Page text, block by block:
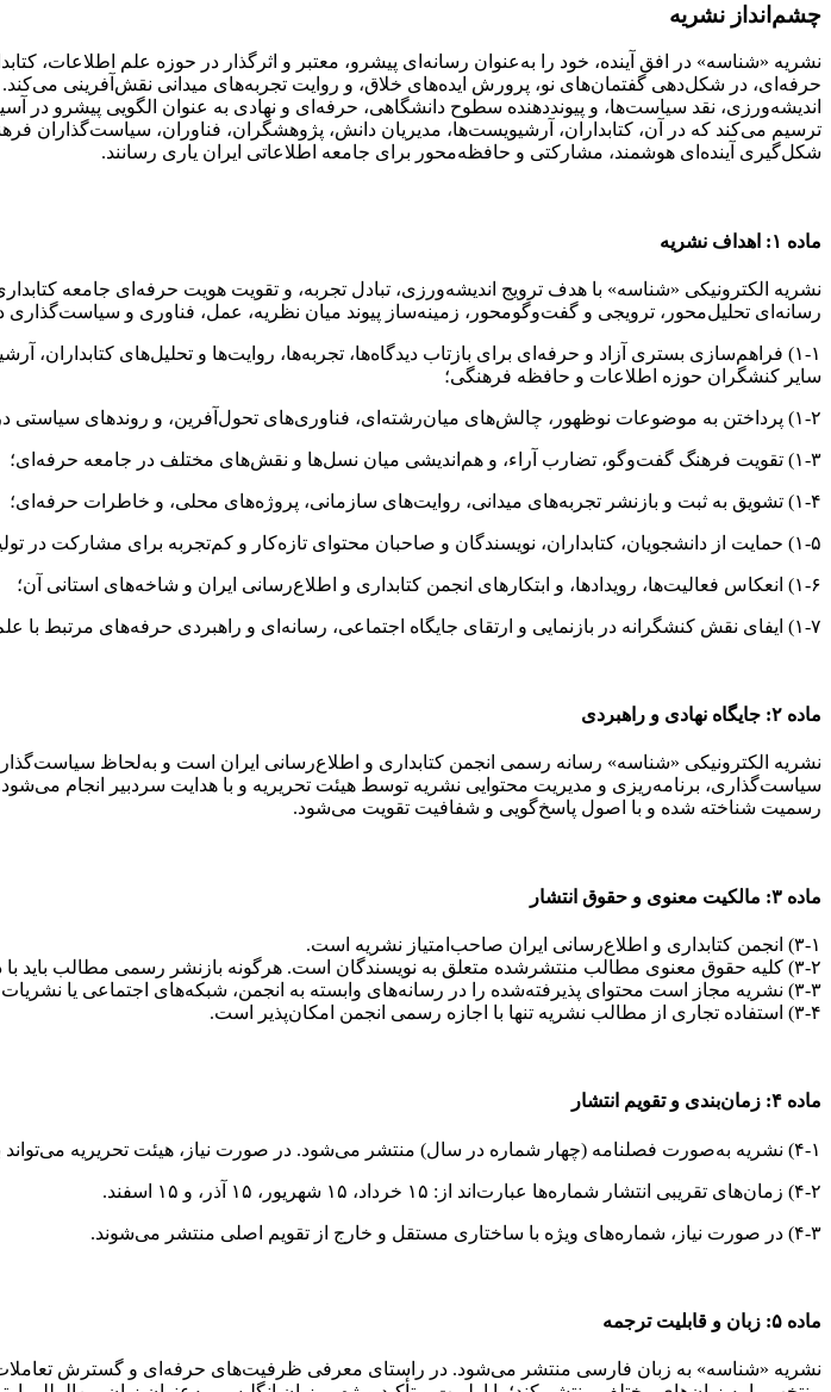
چشم‌انداز نشریه
نشریه «شناسه» در افق آینده، خود را به‌عنوان رسانه‌ای پیشرو، معتبر و اثرگذار در حوزه علم اطلاعات،
حرفه‌ای، در شکل‌دهی گفتمان‌های نو، پرورش ایده‌های خلاق، و روایت تجربه‌های میدانی نقش‌آفرینی
اندیشه‌ورزی، نقد سیاست‌ها، و پیونددهنده سطوح دانشگاهی، حرفه‌ای و نهادی به عنوان الگویی پیشرو
ترسیم می‌کند که در آن، کتابداران، آرشیویست‌ها، مدیریان دانش، پژوهشگران، فناوران، سیاست‌گذاران
شکل‌گیری آینده‌ای هوشمند، مشارکتی و حافظه‌محور برای جامعه اطلاعاتی ایران یاری رسانند.
ماده ۱: اهداف نشریه
نشریه الکترونیکی «شناسه» با هدف ترویج اندیشه‌ورزی، تبادل تجربه، و تقویت هویت حرفه‌ای جامعه
رسانه‌ای تحلیل‌محور، ترویجی و گفت‌وگومحور، زمینه‌ساز پیوند میان نظریه، عمل، فناوری و سیاست‌گذاری
۱-۱) فراهم‌سازی بستری آزاد و حرفه‌ای برای بازتاب دیدگاه‌ها، تجربه‌ها، روایت‌ها و تحلیل‌های
سایر کنشگران حوزه اطلاعات و حافظه فرهنگی؛
۱-۲) پرداختن به موضوعات نوظهور، چالش‌های میان‌رشته‌ای، فناوری‌های تحول‌آفرین، و روندهای سیاستی در نظام اطلاعاتی، پژوهشی و فرهنگی کشور؛
۱-۳) تقویت فرهنگ گفت‌وگو، تضارب آراء، و هم‌اندیشی میان نسل‌ها و نقش‌های مختلف در جامعه حرفه‌ای؛
۱-۴) تشویق به ثبت و بازنشر تجربه‌های میدانی، روایت‌های سازمانی، پروژه‌های محلی، و خاطرات حرفه‌ای؛
۱-۵) حمایت از دانشجویان، کتابداران، نویسندگان و صاحبان محتوای تازه‌کار و کم‌تجربه برای مشارکت در تولید محتوای تحلیلی، ترویجی و حرفه‌ای؛
۱-۶) انعکاس فعالیت‌ها، رویدادها، و ابتکارهای انجمن کتابداری و اطلاع‌رسانی ایران و شاخه‌های استانی آن؛
۱-۷) ایفای نقش کنشگرانه در بازنمایی و ارتقای جایگاه اجتماعی، رسانه‌ای و راهبردی حرفه‌های مرتبط با علم اطلاعات، کتابداری و آرشیو در سطح ملی، منطقه‌ای و بین المللی.
ماده ۲: جایگاه نهادی و راهبردی
نشریه الکترونیکی «شناسه» رسانه رسمی انجمن کتابداری و اطلاع‌رسانی ایران است و به‌لحاظ
سیاست‌گذاری، برنامه‌ریزی و مدیریت محتوایی نشریه توسط هیئت تحریریه و با هدایت سردبیر انجام
رسمیت شناخته شده و با اصول پاسخ‌گویی و شفافیت تقویت می‌شود.
ماده ۳: مالکیت معنوی و حقوق انتشار
۳-۱) انجمن کتابداری و اطلاع‌رسانی ایران صاحب‌امتیاز نشریه است.
۳-۲) کلیه حقوق معنوی مطالب منتشرشده متعلق به نویسندگان است. هرگونه بازنشر رسمی مطالب باید با ذکر نام نویسنده و نشریه انجام شود.
۳-۳) نشریه مجاز است محتوای پذیرفته‌شده را در رسانه‌های وابسته به انجمن، شبکه‌های اجتماعی یا نشریات همکار، با حفظ هویت نویسنده و قالب اصلی بازنشر کند.
۳-۴) استفاده تجاری از مطالب نشریه تنها با اجازه رسمی انجمن امکان‌پذیر است.
ماده ۴: زمان‌بندی و تقویم انتشار
۴-۱) نشریه به‌صورت فصلنامه (چهار شماره در سال) منتشر می‌شود. در صورت نیاز، هیئت تحریریه می‌تواند با رأی اکثریت، الگوی انتشار را بازنگری و تغییر دهد.
۴-۲) زمان‌های تقریبی انتشار شماره‌ها عبارت‌اند از: ۱۵ خرداد، ۱۵ شهریور، ۱۵ آذر، و ۱۵ اسفند.
۴-۳) در صورت نیاز، شماره‌های ویژه با ساختاری مستقل و خارج از تقویم اصلی منتشر می‌شوند.
ماده ۵: زبان و قابلیت ترجمه
نشریه «شناسه» به زبان فارسی منتشر می‌شود. در راستای معرفی ظرفیت‌های حرفه‌ای و گسترش تعاملات